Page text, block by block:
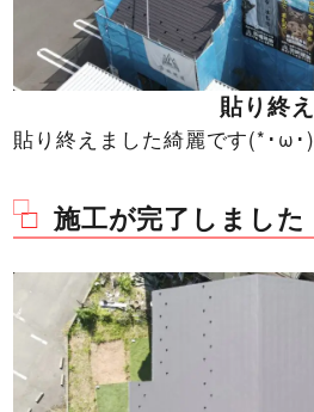
貼り終え
貼り終えました綺麗です(*･ω･)
施工が完了しました